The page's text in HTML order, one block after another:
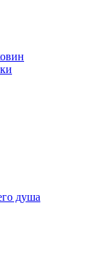
душа